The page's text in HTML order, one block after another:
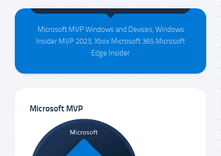
Maison da Silva
Microsoft MVP Windows and Devices, Windows
Insider MVP 2023, Xbox Microsoft 365 Microsoft
Edge Insider
Microsoft MVP